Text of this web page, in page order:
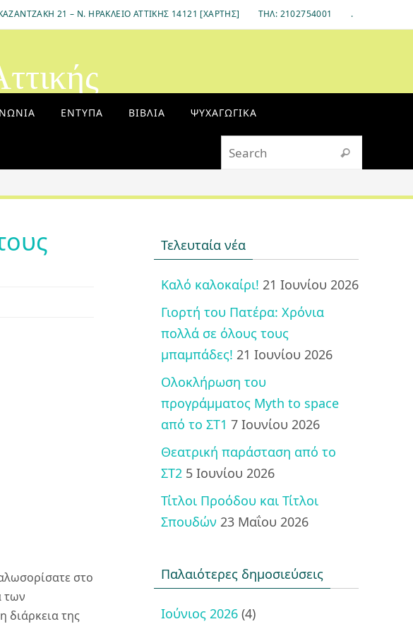
21 – Ν. ΗΡΆΚΛΕΙΟ ΑΤΤΙΚΉΣ 14121 [ΧΆΡΤΗΣ] ΤΗΛ: 2102754001 .
ΈΝΤΥΠΑ ΒΙΒΛΊΑ ΨΥΧΑΓΩΓΙΚΆ
Search
στο
των
διάρκεια της
Τελευταία νέα
Καλό καλοκαίρι! 21 Ιουνίου 2026
Γιορτή του Πατέρα: Χρόνια
πολλά σε όλους τους
μπαμπάδες! 21 Ιουνίου 2026
Ολοκλήρωση του
προγράμματος Myth to space
από το ΣΤ1 7 Ιουνίου 2026
Θεατρική παράσταση από το
ΣΤ2 5 Ιουνίου 2026
Τίτλοι Προόδου και Τίτλοι
Σπουδών 23 Μαΐου 2026
Παλαιότερες δημοσιεύσεις
Ιούνιος 2026 (4)